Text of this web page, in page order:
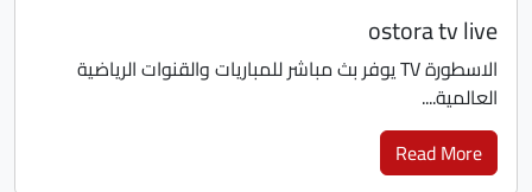
ostora tv live
الاسطورة TV يوفر بث مباشر للمباريات والقنوات الرياضية
العالمية....
Read More